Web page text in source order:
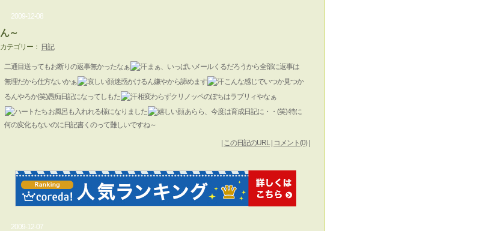
2009-12-08
ん～
カテゴリー： 日記
二通目送ってもお断りの返事無かったなぁ
まぁ、いっぱいメールくるだろうから全部に返事は
無理だから仕方ないかぁ
迷惑かけるん嫌やから諦めます
こんな感じでいつか見つか
るんやろか(笑)愚痴日記になってしもた
相変わらずクリノッペのぽちはラブリィやなぁ
お風呂も入れれる様になりました
あらら、今度は育成日記に・・(笑) 特に
何の変化もないのに日記書くのって難しいですね～
この日記のURL| コメント(0)|
2009-12-07